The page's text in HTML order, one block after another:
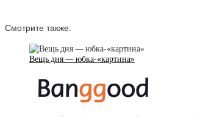
Смотрите также:
Вещь дня — юбка-«картина»